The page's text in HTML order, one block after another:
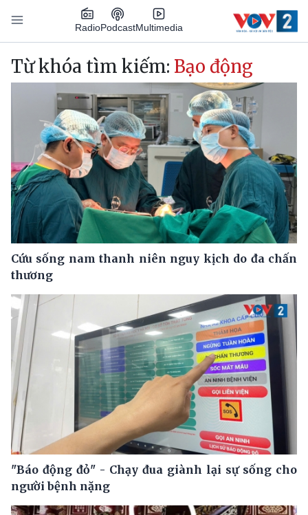
Nhảy đến nội dung
RadioPodcastMultimedia
Main navigation
Từ khóa tìm kiếm: Bạo động
Cứu sống nam thanh niên nguy kịch do đa chấn
thương
"Báo động đỏ" - Chạy đua giành lại sự sống cho
người bệnh nặng